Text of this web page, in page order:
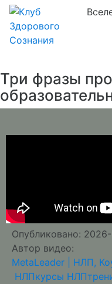
Три фразы
Опубликовано:
Автор видео:
MetaLeader | НЛП,
НЛПкурсы НЛП